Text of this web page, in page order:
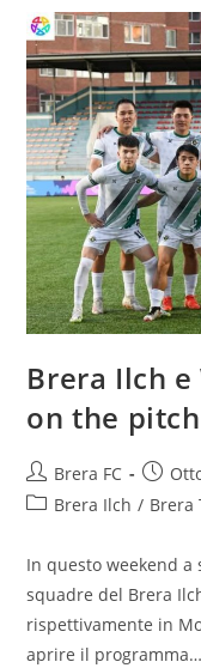
Brera Ilch e
on the
Brera FC
Brera Ilch / Brera
In questo weekend
squadre del Brera
rispettivamente in
aprire il programma…